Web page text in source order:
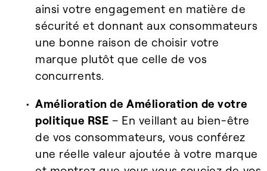
ainsi votre engagement en matière de
sécurité et donnant aux consommateurs
une bonne raison de choisir votre
marque plutôt que celle de vos
concurrents.
Amélioration deAmélioration de votre
politique RSE – En veillant au bien-être
de vos consommateurs, vous conférez
une réelle valeur ajoutée à votre marque